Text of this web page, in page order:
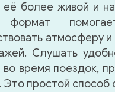
её более живой и
формат
атмосферу
Слушать
время поездок,
Это простой способ